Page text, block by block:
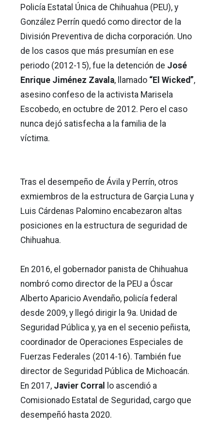
Policía Estatal Única de Chihuahua (PEU), y
González Perrín quedó como director de la
División Preventiva de dicha corporación. Uno
de los casos que más presumían en ese
periodo (2012-15), fue la detención de José
Enrique Jiménez Zavala, llamado “El Wicked”,
asesino confeso de la activista Marisela
Escobedo, en octubre de 2012. Pero el caso
nunca dejó satisfecha a la familia de la
víctima.
Tras el desempeño de Ávila y Perrín, otros
exmiembros de la estructura de Garçia Luna y
Luis Cárdenas Palomino encabezaron altas
posiciones en la estructura de seguridad de
Chihuahua.
En 2016, el gobernador panista de Chihuahua
nombró como director de la PEU a Óscar
Alberto Aparicio Avendaño, policía federal
desde 2009, y llegó dirigir la 9a. Unidad de
Seguridad Pública y, ya en el secenio peñista,
coordinador de Operaciones Especiales de
Fuerzas Federales (2014-16). También fue
director de Seguridad Pública de Michoacán.
En 2017, Javier Corral
lo ascendió a
Comisionado Estatal de Seguridad, cargo que
desempeñó hasta 2020.